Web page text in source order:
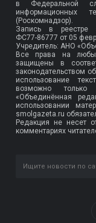
в Федеральной
информационных
(Роскомнадзор).
Запись в реестре
ФС77-86777 от 05
Учредитель: АНО
Все права на
защищены в
законодательством
использование
возможно
«Объединённая
использовании
smolgazeta.ru
Редакция не несет
комментариях